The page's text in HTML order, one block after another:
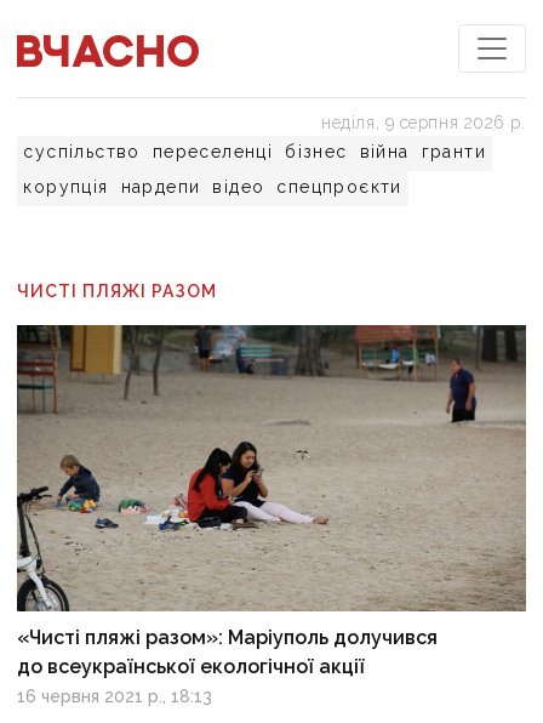
суспільство переселенці бізнес війна
гранти
корупція
нардепи відео спецпроєкти
неділя, 9 серпня 2026 р.
ЧИСТІ ПЛЯЖІ РАЗОМ
«Чисті пляжі разом»: Маріуполь долучився
до всеукраїнської екологічної акції
16 червня 2021 р., 18:13